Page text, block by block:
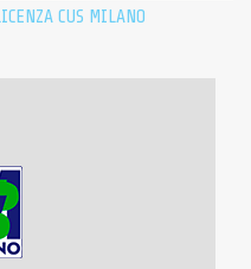
CUS MILANO